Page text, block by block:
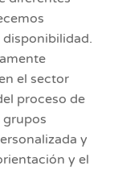
el sector
proceso de
grupos
y
y el